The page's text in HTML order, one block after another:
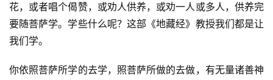
花，或者唱个偈赞，或劝人供养，或劝一人或多人，供养完
要随菩萨学。学些什么呢？这部《地藏经》教授我们都是让
我们学。
你依照菩萨所学的去学，照菩萨所做的去做，有无量诸善神